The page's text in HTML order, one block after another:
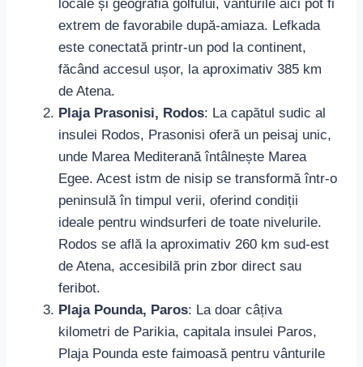
locale și geografia golfului, vânturile aici pot fi
extrem de favorabile după-amiaza. Lefkada
este conectată printr-un pod la continent,
făcând accesul ușor, la aproximativ 385 km
de Atena.
Plaja Prasonisi, Rodos: La capătul sudic al
insulei Rodos, Prasonisi oferă un peisaj unic,
unde Marea Mediterană întâlnește Marea
Egee. Acest istm de nisip se transformă într-o
peninsulă în timpul verii, oferind condiții
ideale pentru windsurferi de toate nivelurile.
Rodos se află la aproximativ 260 km sud-est
de Atena, accesibilă prin zbor direct sau
feribot.
Plaja Pounda, Paros: La doar câțiva
kilometri de Parikia, capitala insulei Paros,
Plaja Pounda este faimoasă pentru vânturile